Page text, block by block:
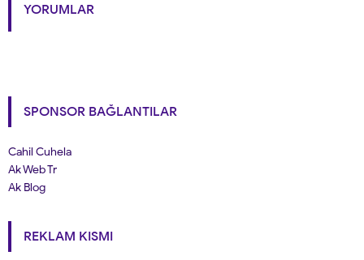
YORUMLAR
SPONSOR BAĞLANTILAR
Cahil Cuhela
Ak Web Tr
Ak Blog
REKLAM KISMI